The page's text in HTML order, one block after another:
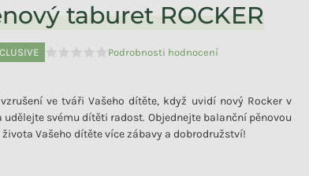
taburet ROCKER
Průměrné hodnocení produktu je 0,0 z 5
Podrobnosti hodnocení
ve tváři Vašeho dítěte, když uvidí nový Rocker v
udělejte svému dítěti radost. Objednejte balanční pěnovou
Vašeho dítěte více zábavy a dobrodružství!